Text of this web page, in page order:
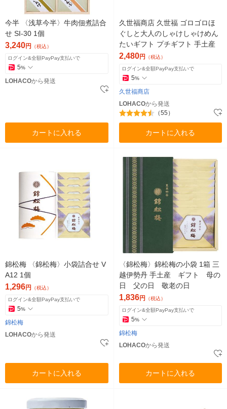
今半 〈浅草今半〉牛肉佃煮詰合
せ SI-30 1個
3,240円 （税込）
ログイン&全額PayPay支払いで
5%
LOHACOから発送
カートに入れる
久世福商店 久世福 ゴロゴロほ
ぐしと大人のしゃけしゃけめん
たいギフト プチギフト 手土産
2,480円 （税込）
ログイン&全額PayPay支払いで
5%
久世福商店
LOHACOから発送
（55）
カートに入れる
錦松梅 〈錦松梅〉小袋詰合せ V
A12 1個
1,296円 （税込）
ログイン&全額PayPay支払いで
5%
錦松梅
LOHACOから発送
カートに入れる
〈錦松梅〉錦松梅の小袋 1箱 三
越伊勢丹 手土産 ギフト 母の
日 父の日 敬老の日
1,836円 （税込）
ログイン&全額PayPay支払いで
5%
錦松梅
LOHACOから発送
カートに入れる